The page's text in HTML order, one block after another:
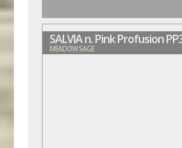
SALVIA n. Pink Profusion
MEADOW SAGE